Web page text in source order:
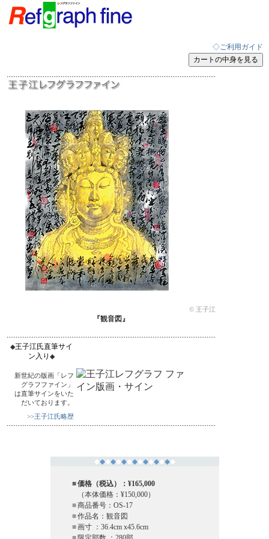
◇ご利用ガイド
© 王子江
『観音図』
◆王子江氏直筆サイ
ン入り ◆
新世紀の版画「レフ
グラフファイン」
は直筆サインをいた
だいております。
>>王子江氏略歴
◆◆◆◆◆◆◆◆◆◆◆◆◆◆◆
■価格（税込）：¥165,000
（本体価格：¥150,000）
■商品番号：OS-17
■作品名：観音図
■画寸 ：36.4cm x45.6cm